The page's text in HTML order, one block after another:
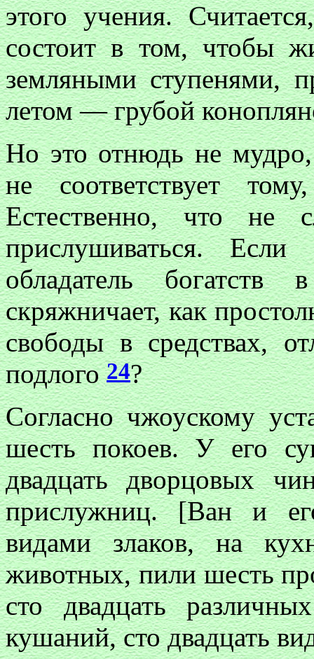
этого учения.
состоит в том, чтобы
земляными ступенями,
летом — грубой
Но это отнюдь не
не соответствует
Естественно, что не
прислушиваться.
обладатель
скряжничает, как
свободы в средствах,
подлого24?
Согласно чжоускому
шесть покоев. У его
двадцать дворцовых
прислужниц. [Ван и
видами злаков, на
животных, пили шесть
сто двадцать
кушаний, сто двадцать